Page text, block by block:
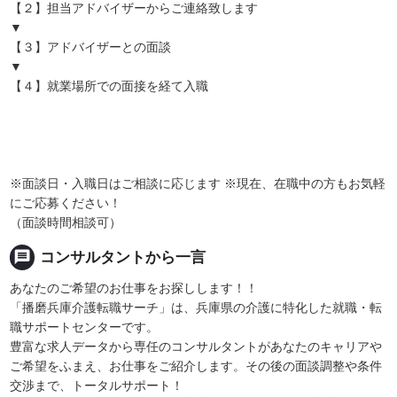
【２】担当アドバイザーからご連絡致します
▼
【３】アドバイザーとの面談
▼
【４】就業場所での面接を経て入職
※面談日・入職日はご相談に応じます ※現在、在職中の方もお気軽
にご応募ください！
（面談時間相談可）
message コンサルタントから一言
あなたのご希望のお仕事をお探しします！！
「播磨兵庫介護転職サーチ」は、兵庫県の介護に特化した就職・転
職サポートセンターです。
豊富な求人データから専任のコンサルタントがあなたのキャリアや
ご希望をふまえ、お仕事をご紹介します。その後の面談調整や条件
交渉まで、トータルサポート！